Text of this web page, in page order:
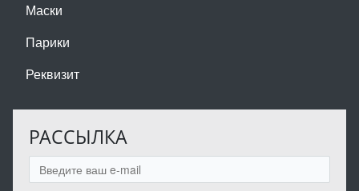
Маски
Парики
Реквизит
РАССЫЛКА